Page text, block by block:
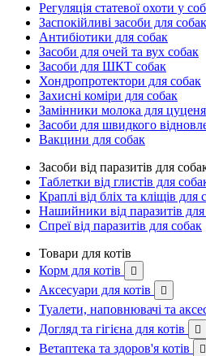
Регуляція статевої охоти у
Заспокійливі засоби для собак
Антибіотики для собак
Засоби для очей та вух собак
Засоби для ШКТ собак
Хондропротектори для собак
Захисні коміри для собак
Замінники молока для
Засоби для швидкого
Вакцини для собак
Засоби від паразитів для
Таблетки від глистів для
Краплі від бліх та кліщів для
Нашийники від паразитів для
Спреї від паразитів для собак
Товари для котів
Корм для котів

Аксесуари для котів 
Туалети, наповнювачі та
Догляд та гігієна для котів 
Ветаптека та здоров'я котів 